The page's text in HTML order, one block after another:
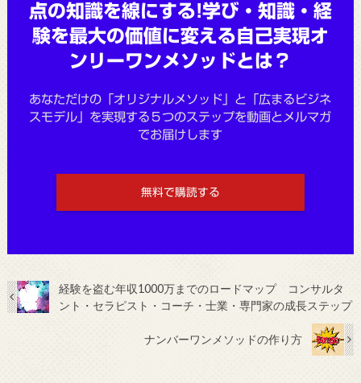
点の知識を線にする!学び・知識・経
験を最大の価値に変える自己実現オ
ンリーワンメソッドとは？
あなただけの「オリジナルメソッド」と「広まるビジネ
スモデル」を実現する５つのステップを動画とメルマガ
でお届けします
無料で購読する
経験を盗む年収1000万までのロードマップ コンサルタ
ント・セラピスト・コーチ・士業・専門家の成長ステップ
ナンバーワンメソッドの作り方